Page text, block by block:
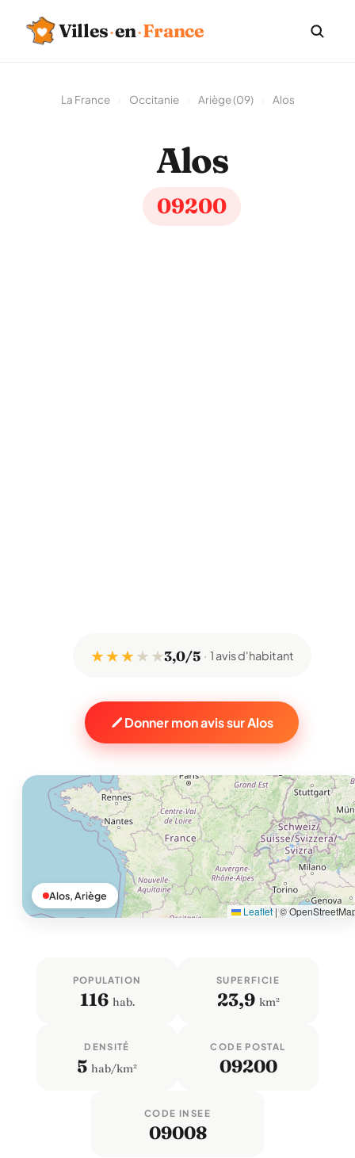
Villes·en·France
La France Occitanie Ariège (09) Alos
Alos
09200
★ ★ ★★ ★3,0/5 1 avis d'habitant
Donner mon avis sur Alos
Leaflet|©
Alos, Ariège
POPULATION
116 hab.
SUPERFICIE
23,9 km²
DENSITÉ
5 hab/km²
CODE POSTAL
09200
CODE INSEE
09008